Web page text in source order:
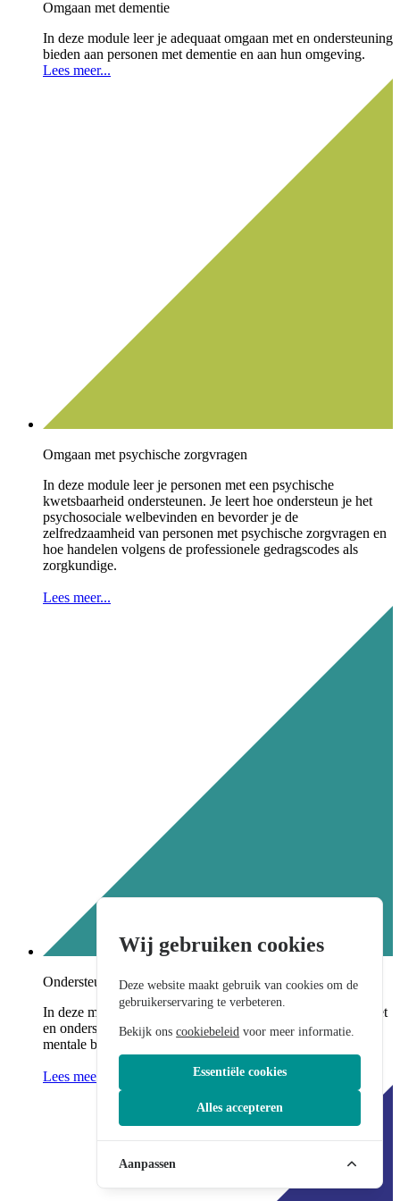
Omgaan met dementie
In deze module leer je adequaat omgaan met en ondersteuning
bieden aan personen met dementie en aan hun omgeving.
Lees meer...
Omgaan met psychische zorgvragen
In deze module leer je personen met een psychische
kwetsbaarheid ondersteunen. Je leert hoe ondersteun je het
psychosociale welbevinden en bevorder je de
zelfredzaamheid van personen met psychische zorgvragen en
hoe handelen volgens de professionele gedragscodes als
zorgkundige.
Lees meer...
Ondersteuning van personen met een handicap
In deze module leer je adequaat en professioneel omgaan met
en ondersteuning bieden aan personen met een fysieke en/of
mentale beperking en aan hun omgeving.
Lees meer...
Wij gebruiken cookies
Deze website maakt gebruik van cookies om de
gebruikerservaring te verbeteren.
Bekijk onscookiebeleid voor meer informatie.
Essentiële cookies
Alles accepteren
Aanpassen